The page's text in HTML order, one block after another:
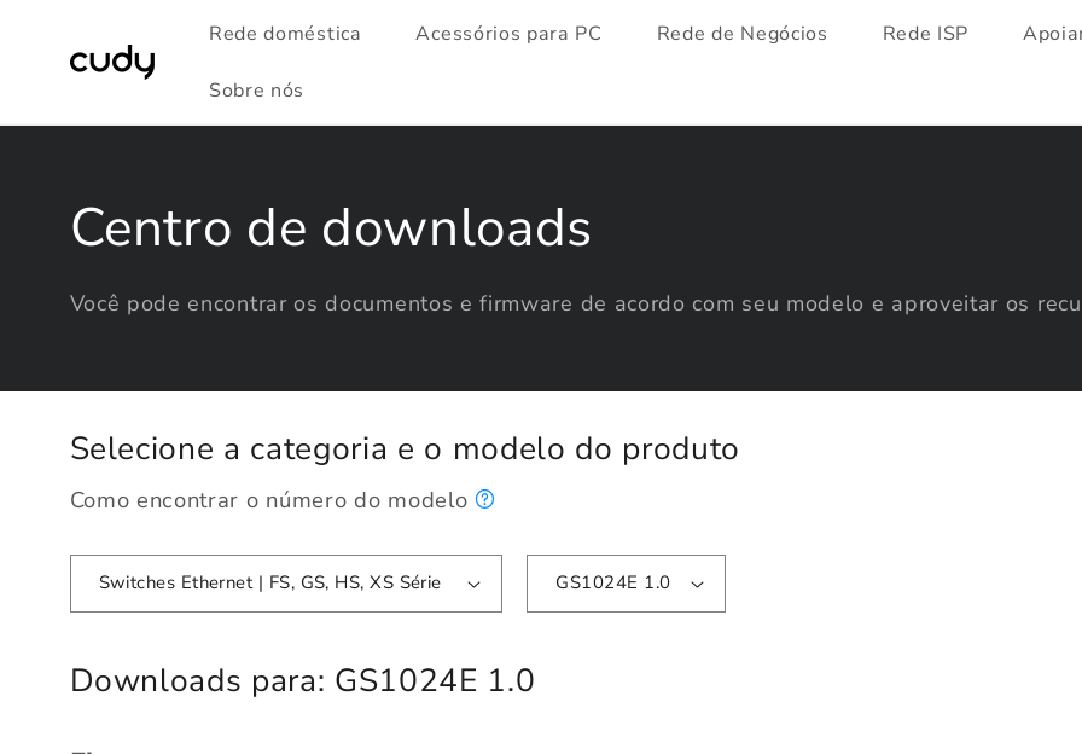
conteúdo
Rede doméstica Acessórios para PC Rede de Negócios Rede ISP
Sobre nós
Centro de downloads
Você pode encontrar os documentos e firmware de acordo com seu modelo e aproveitar os
Selecione a categoria e o modelo do produto
Como encontrar o número do modelo
Switches Ethernet | FS, GS, HS, XS Série GS1024E 1.0
Downloads para: GS1024E 1.0